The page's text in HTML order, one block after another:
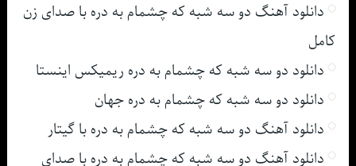
دانلود آهنگ دو سه شبه که چشمام به دره با صدای زن
کامل
دانلود دو سه شبه که چشمام به دره ریمیکس اینستا
دانلود دو سه شبه که چشمام به دره جهان
دانلود آهنگ دو سه شبه که چشمام به دره با گیتار
دانلود آهنگ دو سه شبه که چشمام به دره با صدای